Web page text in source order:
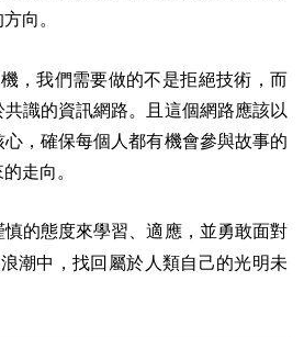
向。
，我們需要做的不是拒絕技術，而
識的資訊網路。且這個網路應該以
，確保每個人都有機會參與故事的
走向。
的態度來學習、適應，並勇敢面對
潮中，找回屬於人類自己的光明未